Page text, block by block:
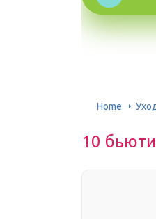
Home
10